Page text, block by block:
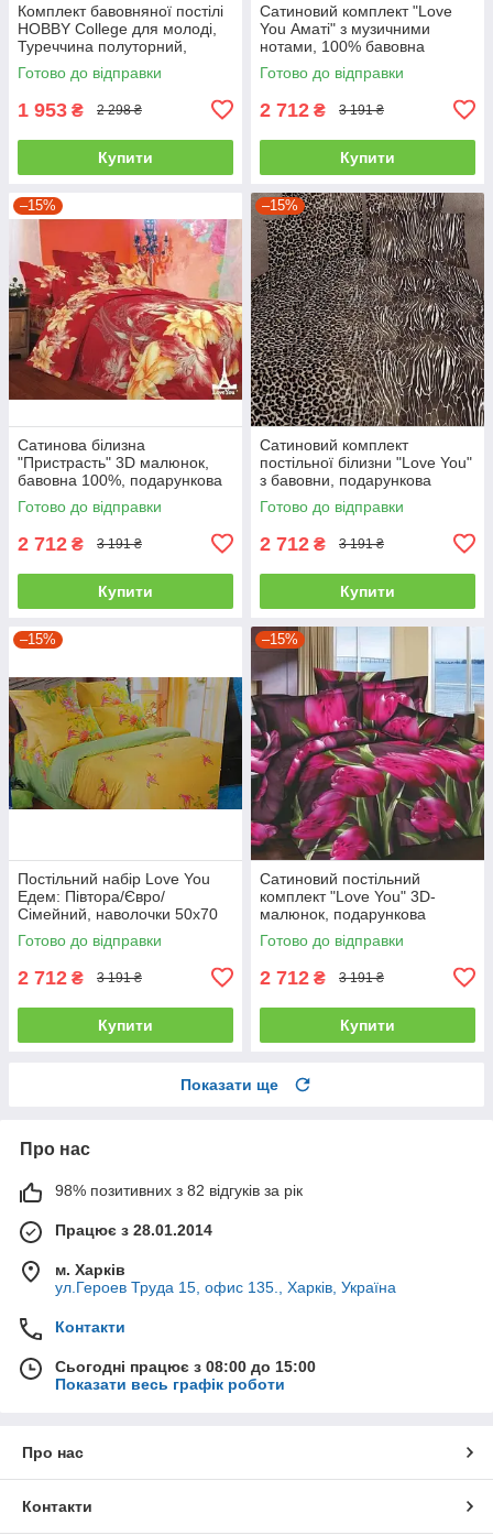
Комплект бавовняної постілі
HOBBY College для молоді,
Туреччина полуторний,
червоний
Готово до відправки
1 953 ₴ 2 298 ₴
Купити
Сатиновий комплект "Love
You Аматі" з музичними
нотами, 100% бавовна
полуторний
Готово до відправки
2 712 ₴ 3 191 ₴
Купити
–15%
Сатинова білизна
"Пристрасть" 3D малюнок,
бавовна 100%, подарункова
упаковка полуторний
Готово до відправки
2 712 ₴ 3 191 ₴
Купити
–15%
Сатиновий комплект
постільної білизни "Love You"
з бавовни, подарункова
упаковка полуторний
Готово до відправки
2 712 ₴ 3 191 ₴
Купити
–15%
Постільний набір Love You
Едем: Півтора/Євро/
Сімейний, наволочки 50x70
полуторний
Готово до відправки
2 712 ₴ 3 191 ₴
Купити
–15%
Сатиновий постільний
комплект "Love You" 3D-
малюнок, подарункова
упаковка полуторний
Готово до відправки
2 712 ₴ 3 191 ₴
Купити
Показати ще
Про нас
98% позитивних з 82 відгуків за рік
Працює з 28.01.2014
м. Харків
ул.Героев Труда 15, офис 135., Харків, Україна
Контакти
Сьогодні працює з 08:00 до 15:00
Показати весь графік роботи
Про нас
Контакти